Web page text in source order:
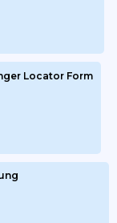
Locator Form